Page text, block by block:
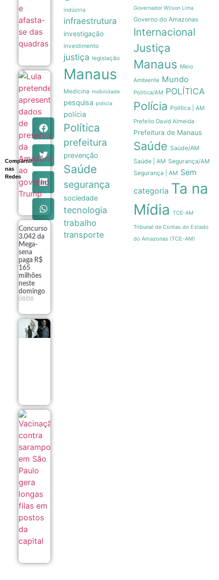
Compartilhe
nas
Redes
08/08
Lula
apresentar
dados de
preservação
Amazônia
ao governo
Trump
08/08
Concurso
3.042 da
Mega-
sena
paga R$
165
milhões
neste
domingo
08/08
indústria
infraestrutura
investigação
investimento
justiça legislação
Manaus
Medicina mobilidade
pesquisa policia
polícia
Política
prefeitura
prevenção
Saúde
segurança
sociedade
tecnologia
trabalho
transporte
Governador Wilson Lima
Governo do Amazonas
Internacional
Justiça
Manaus Meio
Ambiente Mundo
Politica/AM POLÍTICA
Polícia Política | AM
Prefeito David Almeida
Prefeitura de Manaus
Saúde Saúde/AM
Saúde | AM Segurança/AM
Segurança | AM Sem
categoria Ta na
Mídia TCE-AM
Tribunal de Contas do Estado
do Amazonas (TCE-AM)